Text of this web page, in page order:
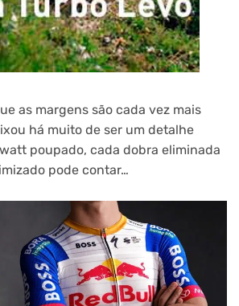
as margens são cada vez mais
há muito de ser um detalhe
poupado, cada dobra eliminada
pode contar…